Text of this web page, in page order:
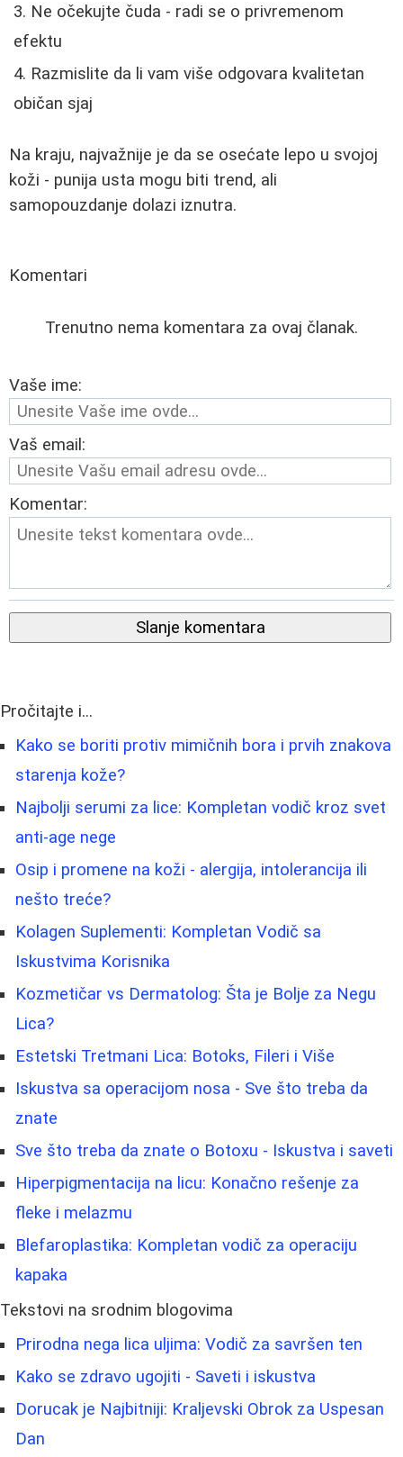
Ne očekujte čuda - radi se o privremenom
efektu
Razmislite da li vam više odgovara kvalitetan
običan sjaj
Na kraju, najvažnije je da se osećate lepo u svojoj
koži - punija usta mogu biti trend, ali
samopouzdanje dolazi iznutra.
Komentari
Trenutno nema komentara za ovaj članak.
Vaše ime:
Vaš email:
Komentar:
Slanje komentara
Pročitajte i...
Kako se boriti protiv mimičnih bora i prvih znakova
starenja kože?
Najbolji serumi za lice: Kompletan vodič kroz svet
anti-age nege
Osip i promene na koži - alergija, intolerancija ili
nešto treće?
Kolagen Suplementi: Kompletan Vodič sa
Iskustvima Korisnika
Kozmetičar vs Dermatolog: Šta je Bolje za Negu
Lica?
Estetski Tretmani Lica: Botoks, Fileri i Više
Iskustva sa operacijom nosa - Sve što treba da
znate
Sve što treba da znate o Botoxu - Iskustva i saveti
Hiperpigmentacija na licu: Konačno rešenje za
fleke i melazmu
Blefaroplastika: Kompletan vodič za operaciju
kapaka
Tekstovi na srodnim blogovima
Prirodna nega lica uljima: Vodič za savršen ten
Kako se zdravo ugojiti - Saveti i iskustva
Dorucak je Najbitniji: Kraljevski Obrok za Uspesan
Dan